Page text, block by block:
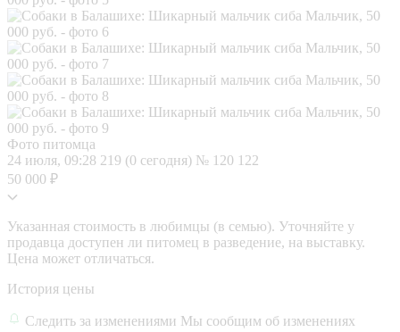
Фото питомца
24 июля, 09:28 219 (0 сегодня) № 120 122
50 000 ₽
Указанная стоимость в любимцы (в семью). Уточняйте у
продавца доступен ли питомец в разведение, на выставку.
Цена может отличаться.
История цены
Следить за изменениями Мы сообщим об изменениях